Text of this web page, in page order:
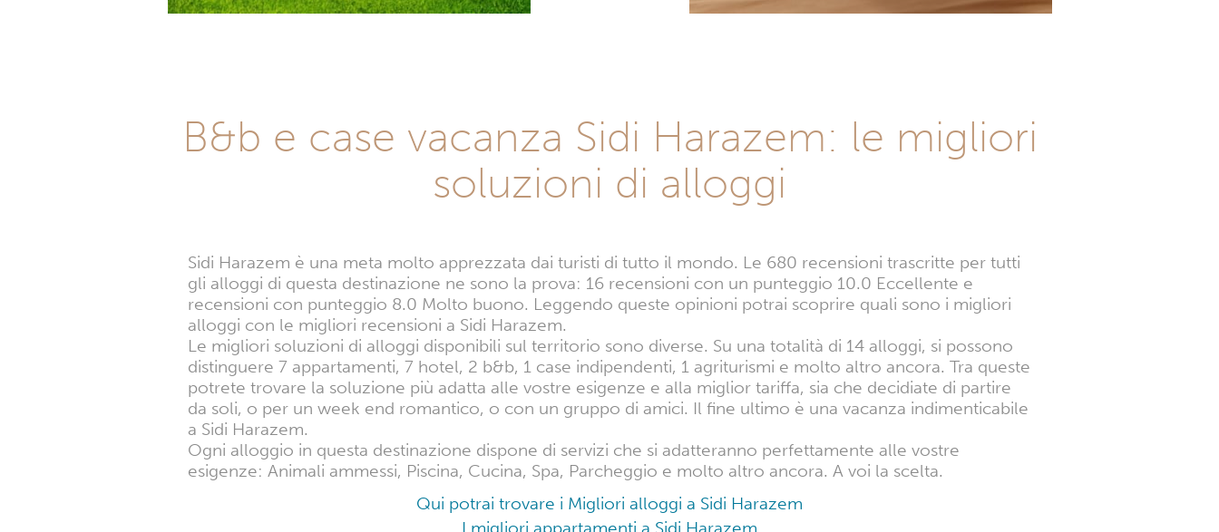
B&b e case vacanza Sidi Harazem: le migliori
soluzioni di alloggi
Sidi Harazem è una meta molto apprezzata dai turisti di tutto il mondo. Le 680 recensioni trascritte per tutti
gli alloggi di questa destinazione ne sono la prova: 16 recensioni con un punteggio 10.0 Eccellente e
recensioni con punteggio 8.0 Molto buono. Leggendo queste opinioni potrai scoprire quali sono i migliori
alloggi con le migliori recensioni a Sidi Harazem.
Le migliori soluzioni di alloggi disponibili sul territorio sono diverse. Su una totalità di 14 alloggi, si possono
distinguere 7 appartamenti, 7 hotel, 2 b&b, 1 case indipendenti, 1 agriturismi e molto altro ancora. Tra queste
potrete trovare la soluzione più adatta alle vostre esigenze e alla miglior tariffa, sia che decidiate di partire
da soli, o per un week end romantico, o con un gruppo di amici. Il fine ultimo è una vacanza indimenticabile
a Sidi Harazem.
Ogni alloggio in questa destinazione dispone di servizi che si adatteranno perfettamente alle vostre
esigenze: Animali ammessi, Piscina, Cucina, Spa, Parcheggio e molto altro ancora. A voi la scelta.
Qui potrai trovare i Migliori alloggi a Sidi Harazem